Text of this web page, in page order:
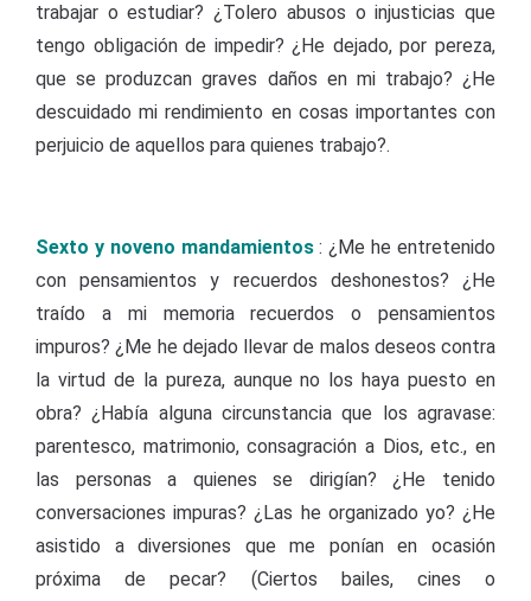
trabajar o estudiar? ¿Tolero abusos o injusticias que
tengo obligación de impedir? ¿He dejado, por pereza,
que se produzcan graves daños en mi trabajo? ¿He
descuidado mi rendimiento en cosas importantes con
perjuicio de aquellos para quienes trabajo?.
Sexto y noveno mandamientos: ¿Me he entretenido
con pensamientos y recuerdos deshonestos? ¿He
traído a mi memoria recuerdos o pensamientos
impuros? ¿Me he dejado llevar de malos deseos contra
la virtud de la pureza, aunque no los haya puesto en
obra? ¿Había alguna circunstancia que los agravase:
parentesco, matrimonio, consagración a Dios, etc., en
las personas a quienes se dirigían? ¿He tenido
conversaciones impuras? ¿Las he organizado yo? ¿He
asistido a diversiones que me ponían en ocasión
próxima de pecar? (Ciertos bailes, cines o